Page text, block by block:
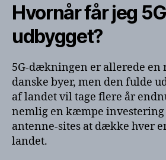
Hvornår får jeg
udbygget?
5G-dækningen er allerede en
danske byer, men den fulde
af landet vil tage flere år
nemlig en kæmpe investering
antenne-sites at dække hver
landet.